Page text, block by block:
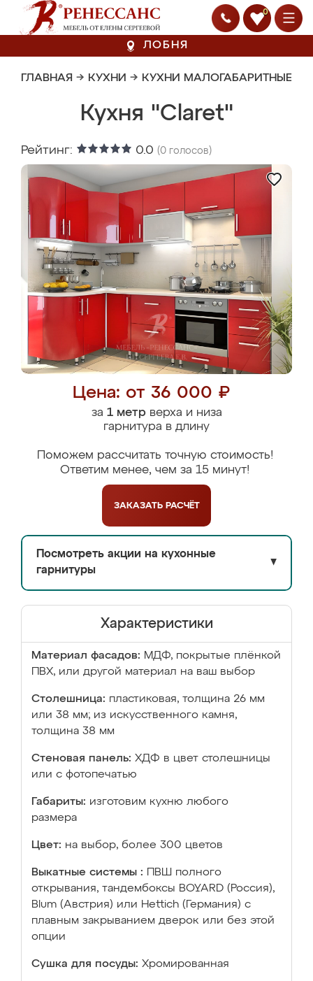
0
ЛОБНЯ
ГЛАВНАЯ → КУХНИ → КУХНИ МАЛОГАБАРИТНЫЕ
Кухня "Claret"
Рейтинг: 0.0 (0 голосов)
Цена: от 36 000 ₽
за 1 метрверха и низа
гарнитура в длину
Поможем рассчитать точную стоимость!
Ответим менее, чем за 15 минут!
ЗАКАЗАТЬ РАСЧЁТ
Посмотреть акции на кухонные
гарнитуры
▼
Характеристики
Материал фасадов: МДФ, покрытые плёнкой
ПВХ, или другой материал на ваш выбор
Столешница: пластиковая, толщина 26 мм
или 38 мм; из искусственного камня,
толщина 38 мм
Стеновая панель: ХДФ в цвет столешницы
или с фотопечатью
Габариты: изготовим кухню любого
размера
Цвет: на выбор, более 300 цветов
Выкатные системы :
ПВШ полного
открывания, тандембоксы BOYARD (Россия),
Blum (Австрия) или Hettich (Германия) с
плавным закрыванием дверок или без этой
опции
Сушка для посуды: Хромированная